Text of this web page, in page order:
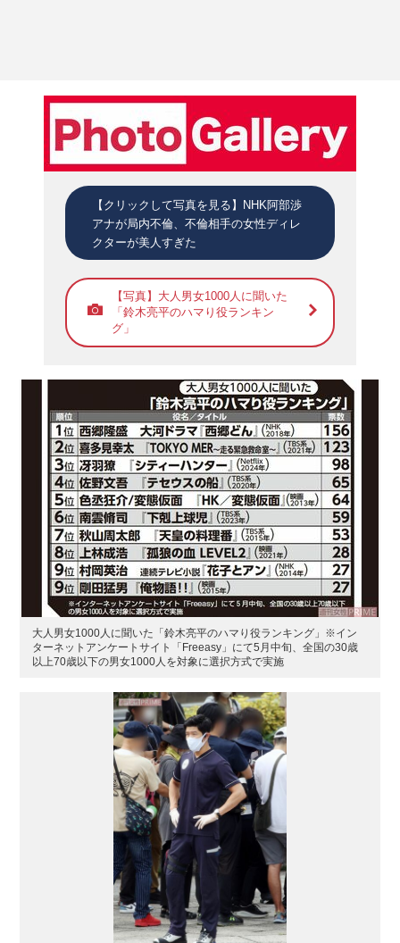
【クリックして写真を見る】NHK阿部渉
アナが局内不倫、不倫相手の女性ディレ
クターが美人すぎた
【写真】大人男女1000人に聞いた
「鈴木亮平のハマり役ランキン
グ」
大人男女1000人に聞いた「鈴木亮平のハマり役ランキング」※イン
ターネットアンケートサイト「Freeasy」にて5月中旬、全国の30歳
以上70歳以下の男女1000人を対象に選択方式で実施